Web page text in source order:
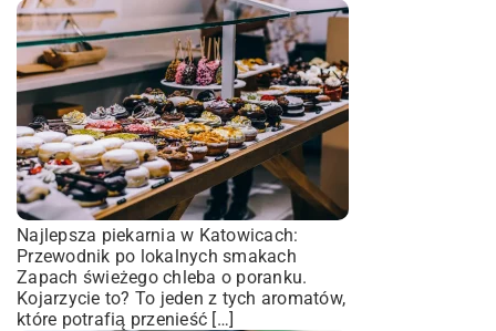
Najlepsza piekarnia w Katowicach:
Przewodnik po lokalnych smakach
Zapach świeżego chleba o poranku.
Kojarzycie to? To jeden z tych aromatów,
które potrafią przenieść […]